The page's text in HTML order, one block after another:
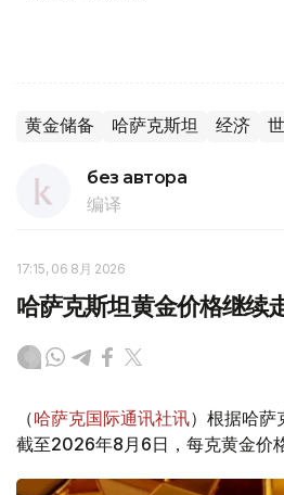
黄金储备 哈萨克斯坦 经济
без автора
编译
17:15, 06 8月 2026
哈萨克斯坦黄金价格继续
（哈萨克国际通讯社讯）根据哈萨
截至2026年8月6日，每克黄金价